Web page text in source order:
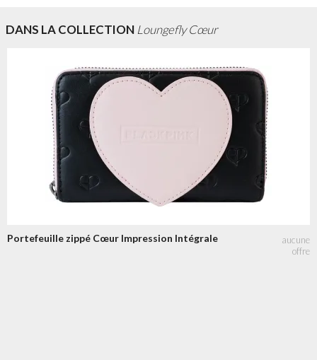
DANS LA COLLECTION Loungefly Cœur
Portefeuille zippé Cœur Impression Intégrale